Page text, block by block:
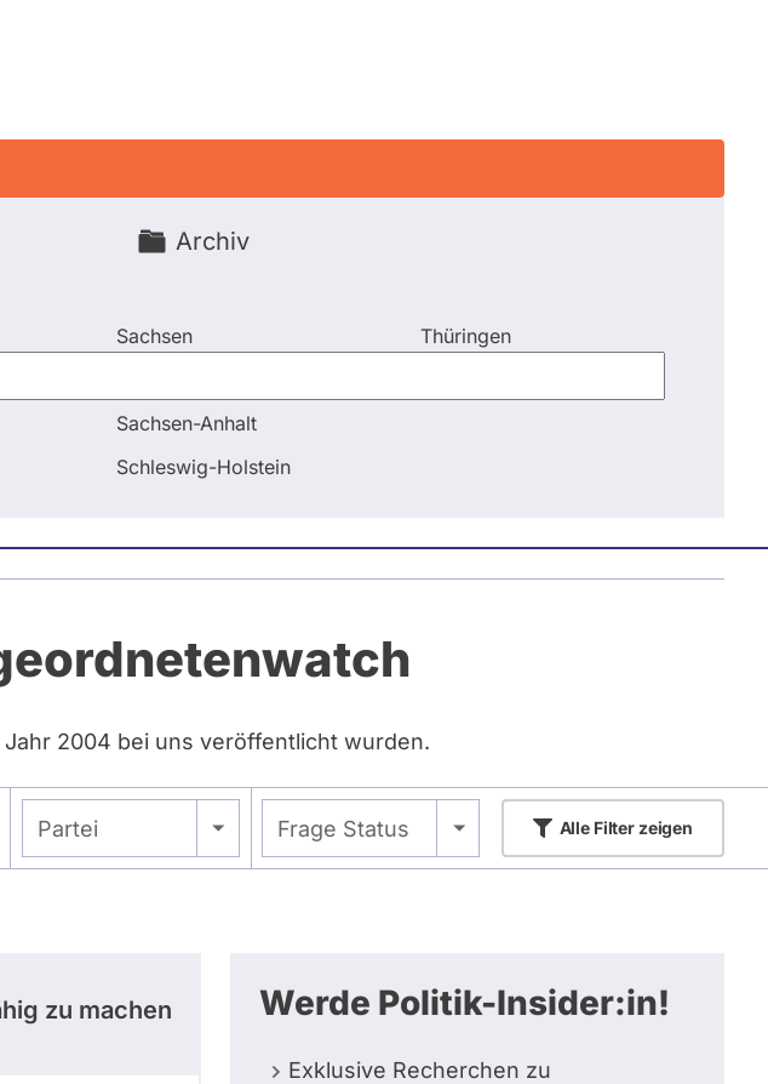
Sachsen
Sachsen-Anhalt
Schleswig-Holstein
Thüringen
Archiv
2004 bei uns veröffentlicht wurden.
Partei
- Alle - Frage Status
- Alle - AlleFilter zeigen
zu machen
Werde Politik-Insider:in!
Exklusive Recherchen zu